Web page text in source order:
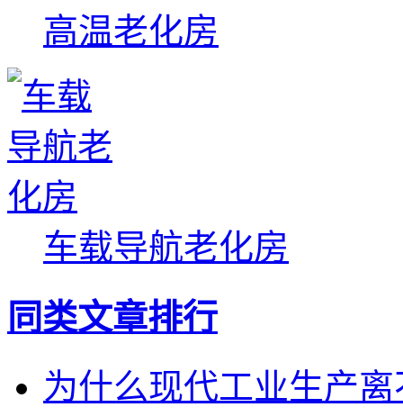
高温老化房
车载导航老化房
同类文章排行
为什么现代工业生产